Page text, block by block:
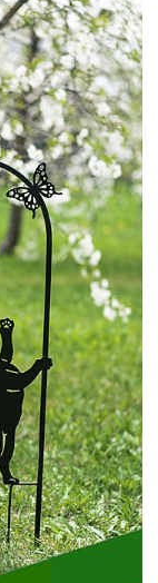
истощена,
Чтобы
и
какие